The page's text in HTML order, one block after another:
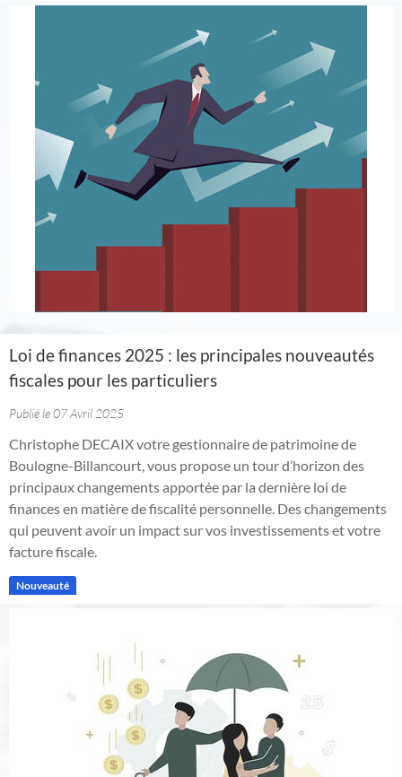
Loi de finances 2025 : les principales nouveautés
fiscales pour les particuliers
Publié le 07 Avril 2025
Christophe DECAIX votre gestionnaire de patrimoine de
Boulogne-Billancourt, vous propose un tour d’horizon des
principaux changements apportée par la dernière loi de
finances en matière de fiscalité personnelle. Des changements
qui peuvent avoir un impact sur vos investissements et votre
facture fiscale.
Nouveauté